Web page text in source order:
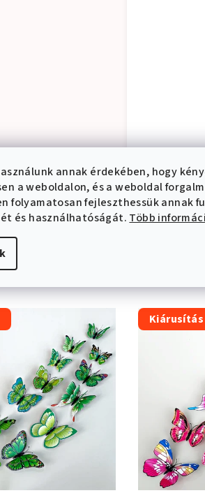
annak érdekében, hogy
a weboldalon, és a weboldal
folyamatosan fejleszthessük annak
és használhatóságát. Több
Kapcsolódó
Kiárusítás